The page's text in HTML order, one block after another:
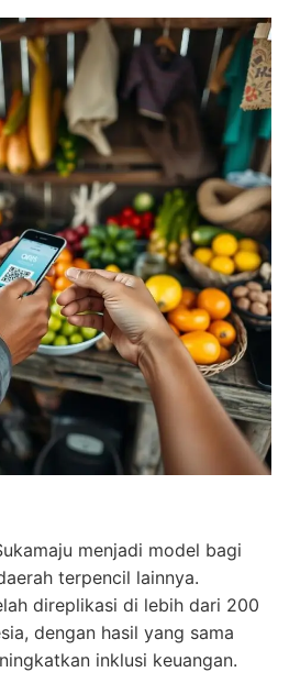
menjadi model bagi
terpencil lainnya.
direplikasi di lebih dari 200
dengan hasil yang sama
inklusi keuangan.